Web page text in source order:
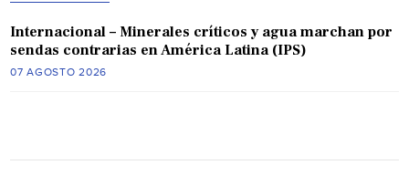
Internacional – Minerales críticos y agua marchan por
sendas contrarias en América Latina (IPS)
07 AGOSTO 2026